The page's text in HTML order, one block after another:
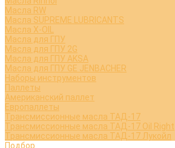
Масла RW
Масла SUPREME LUBRICANTS
Масла X-OIL
Масла для ГПУ
Масла для ГПУ 2G
Масла для ГПУ AKSA
Масла для ГПУ GE JENBACHER
Наборы инструментов
Паллеты
Американский паллет
Европаллеты
Трансмиссионные масла ТАД-17
Трансмиссионные масла ТАД-17 Oil Right
Трансмиссионные масла ТАД-17 Лукойл
Подбор